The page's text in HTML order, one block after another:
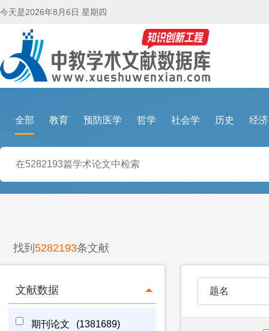
今天是2026年8月6日 星期四
全部 教育 预防医学 哲学 社会学 历史 经
找到 5282193条文献
文献数据
期刊论文 (1381689)
题名